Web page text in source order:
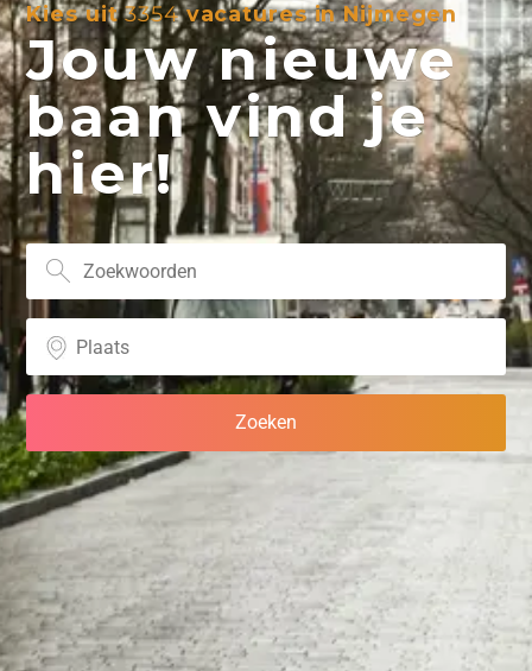
Kies uit3354vacatures in Nijmegen
Jouw nieuwe
baan vind je
hier!